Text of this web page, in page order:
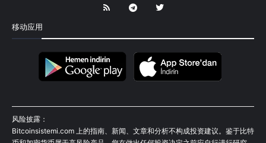
移动应用
风险披露：
Bitcoinsistemi.com 上的指南、新闻、文章和分析不构成投资建议。鉴于比特